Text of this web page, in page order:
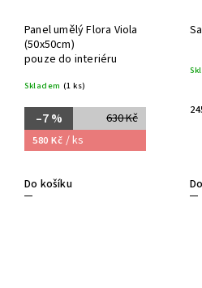
Panel umělý Flora Viola
(50x50cm)
pouze do interiéru
Skladem (1 ks)
630 Kč
–7 %
580 Kč / ks
Do košíku